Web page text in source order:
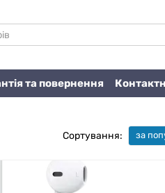
та повернення
Сортування: за